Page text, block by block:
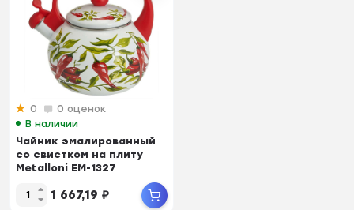
0
0 оценок
В наличии
Чайник эмалированный
со свистком на плиту
Metalloni EM-1327
1 667,19 ₽